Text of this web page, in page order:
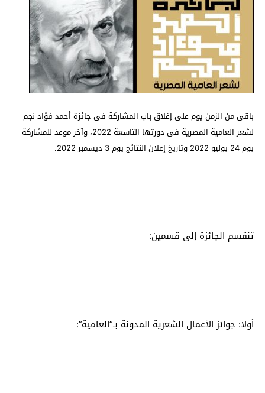
باقى من الزمن يوم على إغلاق باب المشاركة فى جائزة أحمد فؤاد نجم
لشعر العامية المصرية فى دورتها التاسعة 2022، وآخر موعد للمشاركة
يوم 24 يوليو 2022 وتاريخ إعلان النتائج يوم 3 ديسمبر 2022.
تنقسم الجائزة إلى قسمين:
أولا: جوائز الأعمال الشعرية المدونة بـ”العامية”: